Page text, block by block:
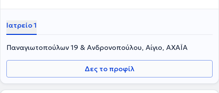
Ιατρείο 1
Παναγιωτοπούλων 19 & Ανδρονοπούλου, Αίγιο, ΑΧΑΪΑ
Δες το προφίλ